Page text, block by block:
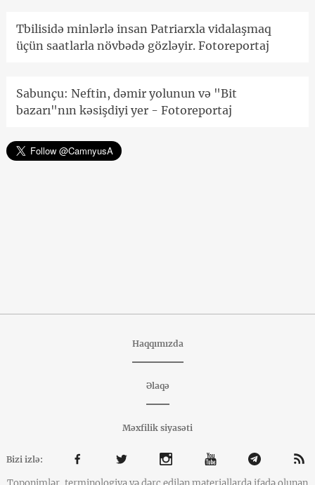
Tbilisidə minlərlə insan Patriarxla vidalaşmaq
üçün saatlarla növbədə gözləyir. Fotoreportaj
Sabunçu: Neftin, dəmir yolunun və "Bit
bazarı"nın kəsişdiyi yer - Fotoreportaj
Haqqımızda
Əlaqə
Məxfilik siyasəti
Bizi izlə: